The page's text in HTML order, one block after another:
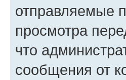
отправляемые
просмотра
что
сообщения от